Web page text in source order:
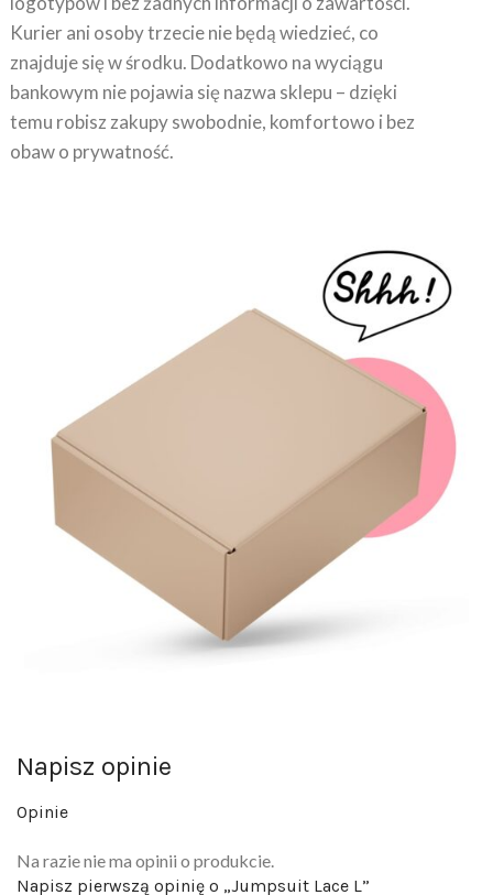
Kurier ani osoby trzecie nie będą wiedzieć, co
znajduje się w środku. Dodatkowo na wyciągu
bankowym nie pojawia się nazwa sklepu – dzięki
temu robisz zakupy swobodnie, komfortowo i bez
obaw o prywatność.
Napisz opinie
Opinie
Na razie nie ma opinii o produkcie.
Napisz pierwszą opinię o „Jumpsuit Lace L”